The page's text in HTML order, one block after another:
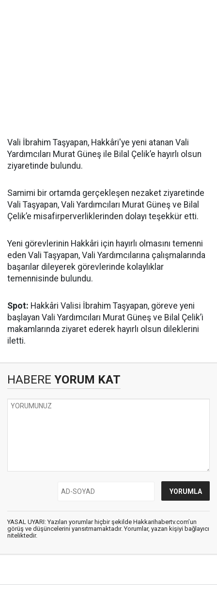
Vali İbrahim Taşyapan, Hakkâri'ye yeni atanan Vali
Yardımcıları Murat Güneş ile Bilal Çelik’e hayırlı olsun
ziyaretinde bulundu.
Samimi bir ortamda gerçekleşen nezaket ziyaretinde
Vali Taşyapan, Vali Yardımcıları Murat Güneş ve Bilal
Çelik’e misafirperverliklerinden dolayı teşekkür etti.
Yeni görevlerinin Hakkâri için hayırlı olmasını temenni
eden Vali Taşyapan, Vali Yardımcılarına çalışmalarında
başarılar dileyerek görevlerinde kolaylıklar
temennisinde bulundu.
Spot: Hakkâri Valisi İbrahim Taşyapan, göreve yeni
başlayan Vali Yardımcıları Murat Güneş ve Bilal Çelik’i
makamlarında ziyaret ederek hayırlı olsun dileklerini
iletti.
HABERE YORUM KAT
YASAL UYARI: Yazılan yorumlar hiçbir şekilde Hakkarihabertv.com’un
görüş ve düşüncelerini yansıtmamaktadır. Yorumlar, yazan kişiyi bağlayıcı
niteliktedir.